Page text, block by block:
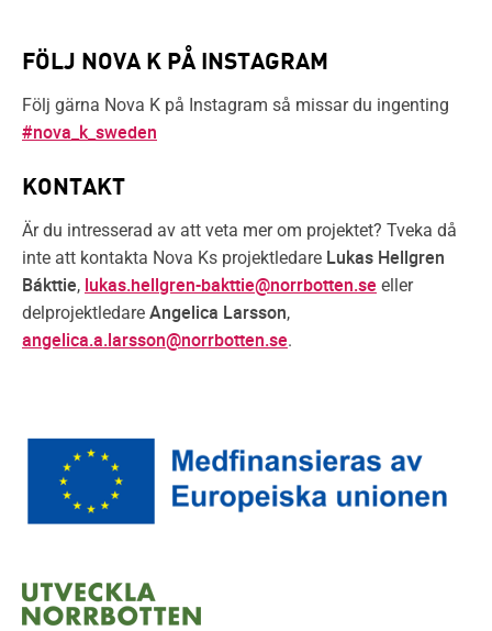
FÖLJ NOVA K PÅ INSTAGRAM
Följ gärna Nova K på Instagram så missar du ingenting
#nova_k_sweden
KONTAKT
Är du intresserad av att veta mer om projektet? Tveka då
inte att kontakta Nova Ks projektledare Lukas Hellgren
Bákttie, lukas.hellgren-bakttie@norrbotten.se eller
delprojektledare Angelica Larsson,
angelica.a.larsson@norrbotten.se.